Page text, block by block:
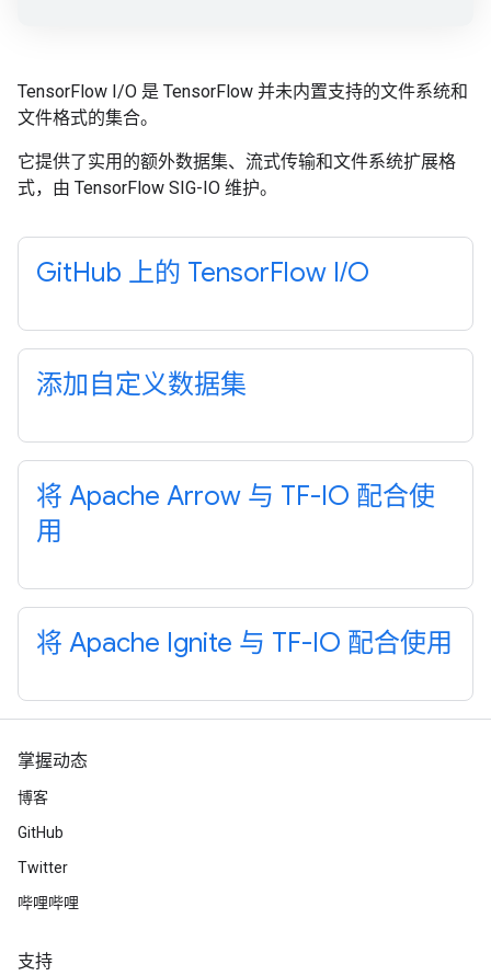
TensorFlow I/O 是 TensorFlow 并未内置支持的文件系统和
文件格式的集合。
它提供了实用的额外数据集、流式传输和文件系统扩展格
式，由 TensorFlow SIG-IO 维护。
GitHub 上的 TensorFlow I/O
添加自定义数据集
将 Apache Arrow 与 TF-IO 配合使
用
将 Apache Ignite 与 TF-IO 配合使用
掌握动态
博客
GitHub
Twitter
哔哩哔哩
支持